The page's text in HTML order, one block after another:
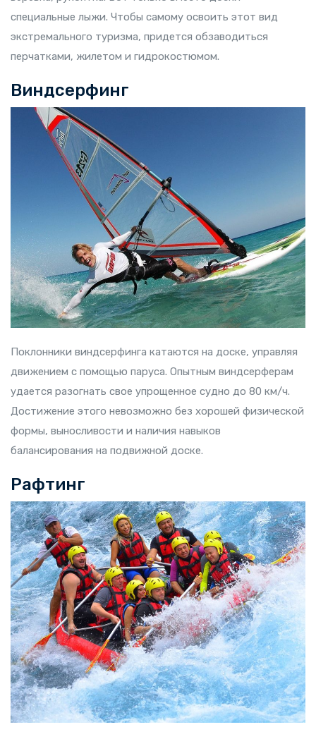
специальные лыжи. Чтобы самому освоить этот вид
экстремального туризма, придется обзаводиться
перчатками, жилетом и гидрокостюмом.
Виндсерфинг
Поклонники виндсерфинга катаются на доске, управляя
движением с помощью паруса. Опытным виндсерферам
удается разогнать свое упрощенное судно до 80 км/ч.
Достижение этого невозможно без хорошей физической
формы, выносливости и наличия навыков
балансирования на подвижной доске.
Рафтинг